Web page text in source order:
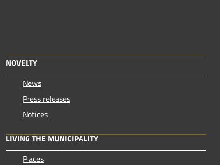
NOVELTY
News
Press releases
Notices
LIVING THE MUNICIPALITY
Places